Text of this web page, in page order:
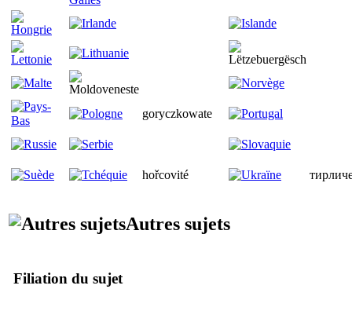
goryczkowate
hořcovité
Autres sujets
Filiation du sujet